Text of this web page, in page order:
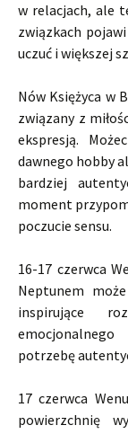
w relacjach, ale
związkach
uczuć i większej
Nów Księżyca w
związany z
ekspresją.
dawnego hobby
bardziej
moment
poczucie sensu.
16-17 czerwca
Neptunem
inspirujące
emocjonalnego
potrzebę
17 czerwca
powierzchnię